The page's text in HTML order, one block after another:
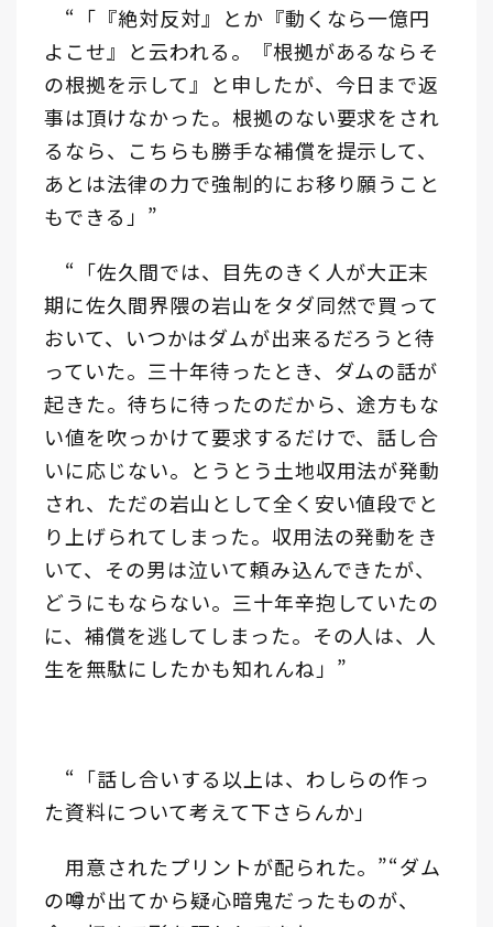
“「『絶対反対』とか『動くなら一億円
よこせ』と云われる。『根拠があるならそ
の根拠を示して』と申したが、今日まで返
事は頂けなかった。根拠のない要求をされ
るなら、こちらも勝手な補償を提示して、
あとは法律の力で強制的にお移り願うこと
もできる」”
“「佐久間では、目先のきく人が大正末
期に佐久間界隈の岩山をタダ同然で買って
おいて、いつかはダムが出来るだろうと待
っていた。三十年待ったとき、ダムの話が
起きた。待ちに待ったのだから、途方もな
い値を吹っかけて要求するだけで、話し合
いに応じない。とうとう土地収用法が発動
され、ただの岩山として全く安い値段でと
り上げられてしまった。収用法の発動をき
いて、その男は泣いて頼み込んできたが、
どうにもならない。三十年辛抱していたの
に、補償を逃してしまった。その人は、人
生を無駄にしたかも知れんね」”
“「話し合いする以上は、わしらの作っ
た資料について考えて下さらんか」
用意されたプリントが配られた。”“ダム
の噂が出てから疑心暗鬼だったものが、